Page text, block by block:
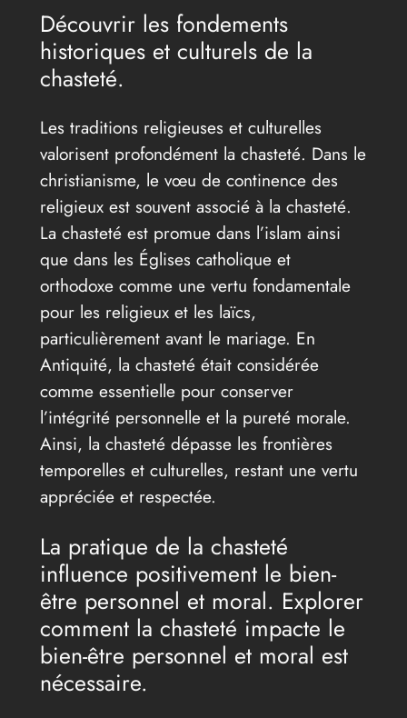
Découvrir les fondements
historiques et culturels de la
chasteté.
Les traditions religieuses et culturelles
valorisent profondément la chasteté. Dans le
christianisme, le vœu de continence des
religieux est souvent associé à la chasteté.
La chasteté est promue dans l’islam ainsi
que dans les Églises catholique et
orthodoxe comme une vertu fondamentale
pour les religieux et les laïcs,
particulièrement avant le mariage. En
Antiquité, la chasteté était considérée
comme essentielle pour conserver
l’intégrité personnelle et la pureté morale.
Ainsi, la chasteté dépasse les frontières
temporelles et culturelles, restant une vertu
appréciée et respectée.
La pratique de la chasteté
influence positivement le bien-
être personnel et moral. Explorer
comment la chasteté impacte le
bien-être personnel et moral est
nécessaire.